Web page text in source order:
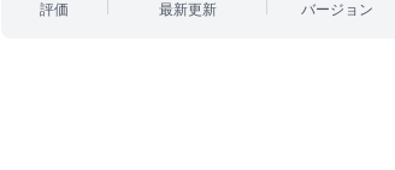
評価 最新更新 バージョン